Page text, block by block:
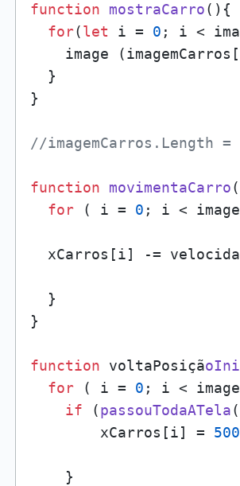
function mostraCarro( ){
for(let i = 0 ; i <
image
  }
}
//imagemCarros.Length
function movimentaCarro(
for ( i = 0 ; i <
xCarros[i] -=
  }
}
function voltaPosiçã
for ( i = 0 ; i <
if (passouTodaATela
        xCarros[i] =
500
    }